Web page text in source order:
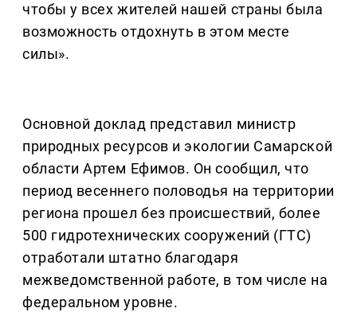
чтобы у всех жителей нашей страны была
возможность отдохнуть в этом месте
силы».
Основной доклад представил министр
природных ресурсов и экологии Самарской
области Артем Ефимов. Он сообщил, что
период весеннего половодья на территории
региона прошел без происшествий, более
500 гидротехнических сооружений (ГТС)
отработали штатно благодаря
межведомственной работе, в том числе на
федеральном уровне.